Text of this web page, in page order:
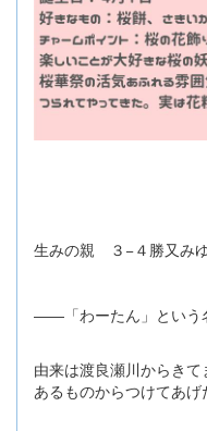
生みの親 ３−４勝又み
――「わーたん」という
由来は渡良瀬川からき
あるものからつけてあげ